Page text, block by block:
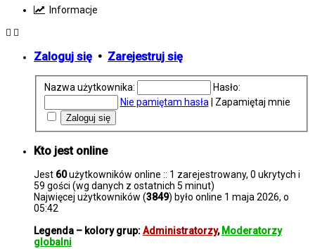
Informacje
Zaloguj się • Zarejestruj się
Nazwa użytkownika:
Hasło:
Nie pamiętam hasła
Zapamiętaj mnie
Kto jest online
Jest 60użytkowników online :: 1 zarejestrowany, 0 ukrytych i
59 gości (wg danych z ostatnich 5 minut)
Najwięcej użytkowników (3849) było online 1 maja 2026, o
05:42
Legenda – kolory grup:Administratorzy, Moderatorzy
globalni